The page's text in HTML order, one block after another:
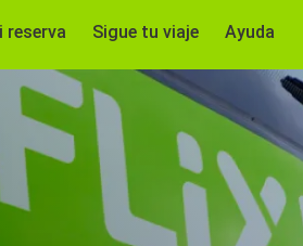
reserva Sigue tu viaje Ayuda